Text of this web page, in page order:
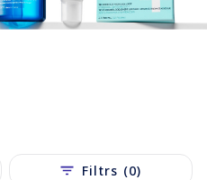
Filtrs (0)